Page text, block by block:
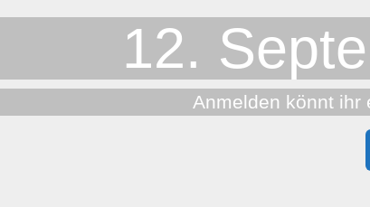
12.
Anmelden könnt ihr